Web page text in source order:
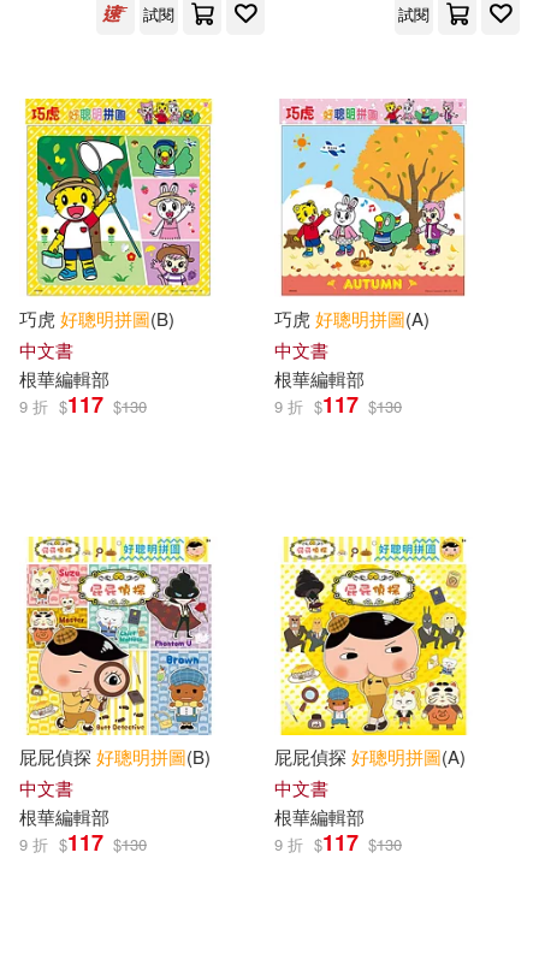
小魯文化(1)
配送方式 (可複選)
可超商取貨(3)
可海外宅配(30)
可新加坡店取(2)
可菲律賓店取(2)
其他 (可複選)
現在可購買商品(2)
價格
試閱
試閱
巧虎好聰明拼圖(B)
中文書
根華編輯部
9 折 $117 $130
巧虎好聰明拼圖(A)
中文書
根華編輯部
9 折 $117 $130
屁屁偵探 好聰明拼圖(B)
中文書
根華編輯部
9 折 $117 $130
屁屁偵探 好聰明拼圖(A)
中文書
根華編輯部
9 折 $117 $130